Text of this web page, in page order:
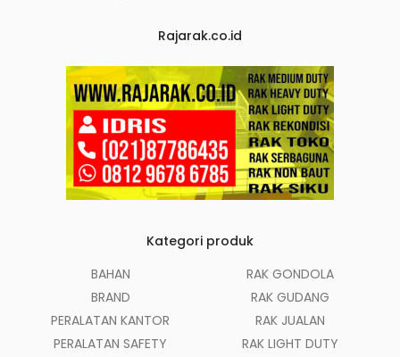
Rajarak.co.id
Kategori produk
BAHAN
BRAND
PERALATAN KANTOR
PERALATAN SAFETY
RAK GONDOLA
RAK GUDANG
RAK JUALAN
RAK LIGHT DUTY